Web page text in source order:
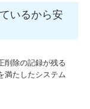
いるから安
削除の記録が残る
満たしたシステム